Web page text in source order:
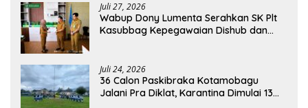
Juli 27, 2026
Wabup Dony Lumenta Serahkan SK Plt
Kasubbag Kepegawaian Dishub dan
Juli 24, 2026
36 Calon Paskibraka Kotamobagu
Jalani Pra Diklat, Karantina Dimulai 13